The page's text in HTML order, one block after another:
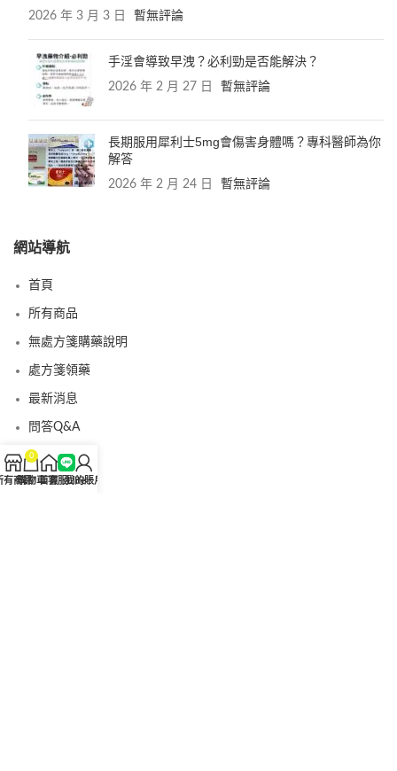
2026 年 3 月 3 日 暫無評論
手淫會導致早洩？必利勁是否能解決？
2026 年 2 月 27 日 暫無評論
長期服用犀利士5mg會傷害身體嗎？專科醫師為你
解答
2026 年 2 月 24 日 暫無評論
網站導航
首頁
所有商品
無處方箋購藥說明
處方箋領藥
最新消息
問答Q&A
認識我們
聯絡我們
有商品
0
購物車首頁客服Line
我的賬戶